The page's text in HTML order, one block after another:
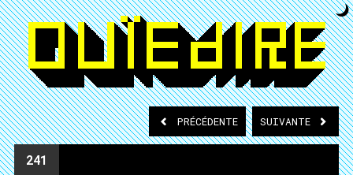
PRÉCÉDENTE SUIVANTE
241